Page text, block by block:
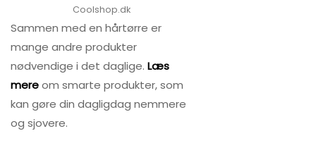
Coolshop.dk
Sammen med en hårtørre er
mange andre produkter
nødvendige i det daglige. Læs
mereom smarte produkter, som
kan gøre din dagligdag nemmere
og sjovere.